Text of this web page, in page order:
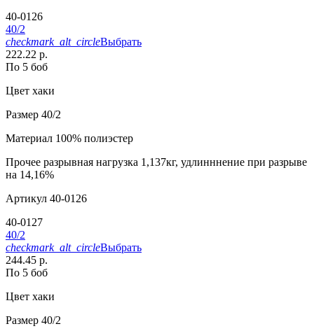
40-0126
40/2
checkmark_alt_circleВыбрать
222.22 р.
По 5 боб
Цвет хаки
Размер 40/2
Материал 100% полиэстер
Прочее разрывная нагрузка 1,137кг, удлинннение при разрыве
на 14,16%
Артикул 40-0126
40-0127
40/2
checkmark_alt_circleВыбрать
244.45 р.
По 5 боб
Цвет хаки
Размер 40/2